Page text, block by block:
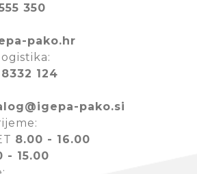
350
pako.hr
124
pako.si
8.00 - 16.00
- 15.00